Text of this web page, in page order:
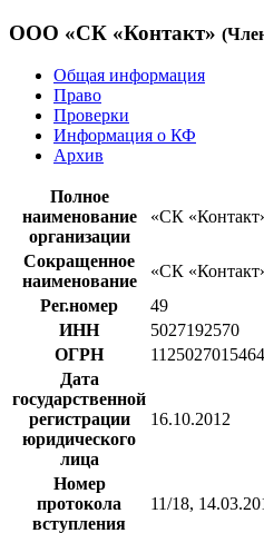
ООО «СК «Контакт»
Общая информация
Право
Проверки
Информация о КФ
Архив
Полное
наименование
организации
«СК
Сокращенное
наименование
«СК
Рег.номер
49
ИНН
5027192570
ОГРН
1125027015464
Дата
государственной
регистрации
юридического
лица
16.10.2012
Номер
протокола
вступления
11/18,